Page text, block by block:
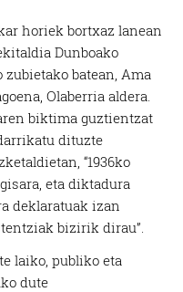
horiek bortxaz lanean
Dunboako
batean, Ama
Olaberria aldera.
biktima guztientzat
dituzte
“1936ko
eta diktadura
deklaratuak izan
bizirik dirau”.
laiko, publiko eta
dute